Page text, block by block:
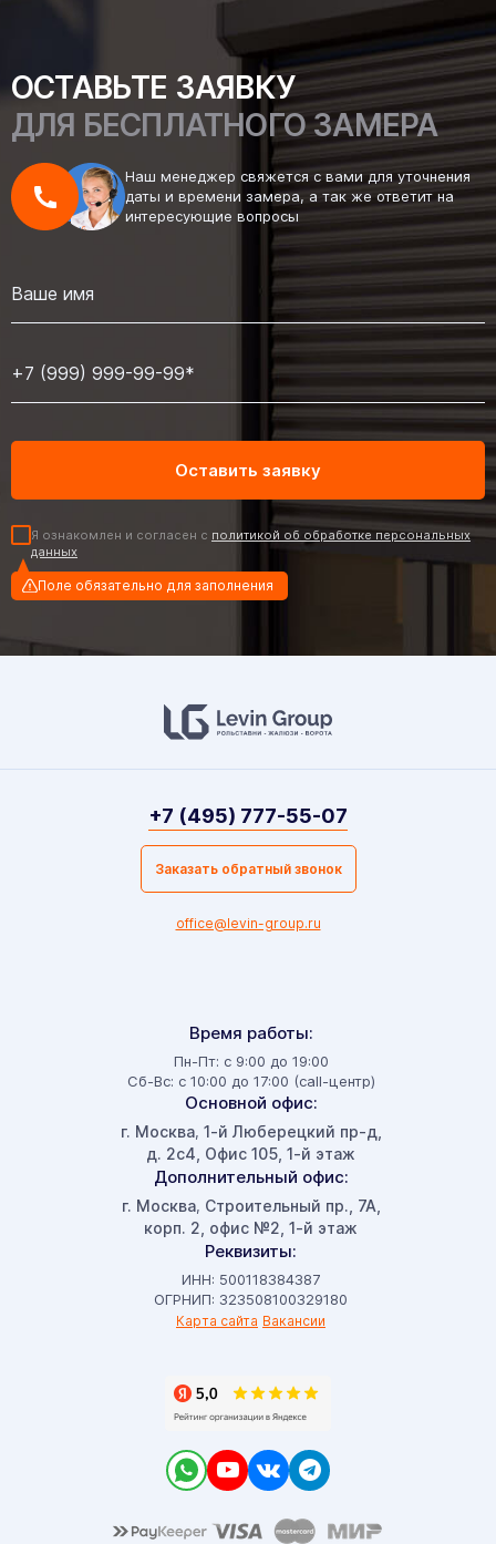
ОСТАВЬТЕ ЗАЯВКУ
ДЛЯ БЕСПЛАТНОГО ЗАМЕРА
Наш менеджер свяжется с вами для уточнения
даты и времени замера, а так же ответит на
интересующие вопросы
Я ознакомлен и согласен с политикой об обработке персональных
данных
Поле обязательно для заполнения
Время работы:
Пн-Пт: с 9:00 до 19:00
Сб-Вс: с 10:00 до 17:00 (call-центр)
Основной офис:
г. Москва, 1-й Люберецкий пр-д,
д. 2с4, Офис 105, 1-й этаж
Дополнительный офис:
г. Москва, Строительный пр., 7А,
корп. 2, офис №2, 1-й этаж
Реквизиты:
ИНН: 500118384387
ОГРНИП: 323508100329180
Карта сайта Вакансии
+7 (495) 777-55-07
Заказать обратный звонок
office@levin-group.ru